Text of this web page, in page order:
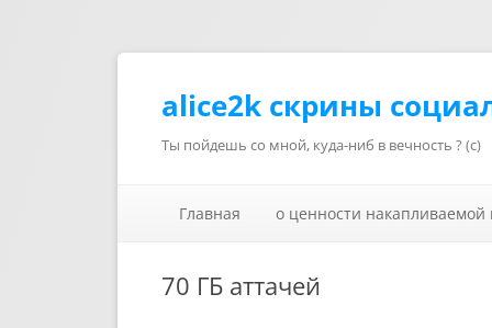
alice2k скрины
Ты пойдешь со мной, куда-ниб в вечность ? (с)
Главная
о ценности
70 ГБ аттачей